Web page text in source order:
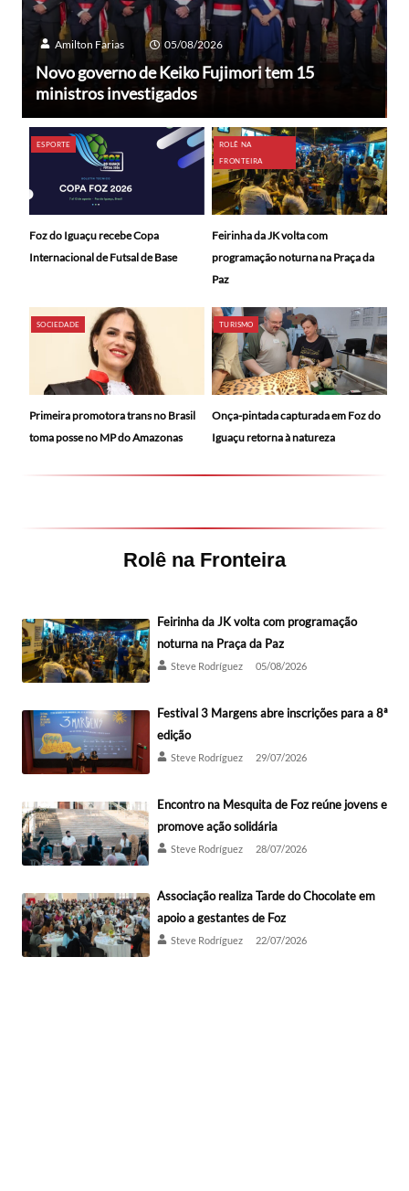
Amilton Farias 05/08/2026
Novo governo de Keiko Fujimori tem 15
ministros investigados
ESPORTE
Foz do Iguaçu recebe Copa
Internacional de Futsal de Base
ROLÊ NA
FRONTEIRA
Feirinha da JK volta com
programação noturna na Praça da
Paz
SOCIEDADE
Primeira promotora trans no Brasil
toma posse no MP do Amazonas
TURISMO
Onça-pintada capturada em Foz do
Iguaçu retorna à natureza
Rolê na Fronteira
Feirinha da JK volta com programação
noturna na Praça da Paz
Steve Rodríguez 05/08/2026
Festival 3 Margens abre inscrições para a 8ª
edição
Steve Rodríguez 29/07/2026
Encontro na Mesquita de Foz reúne jovens e
promove ação solidária
Steve Rodríguez 28/07/2026
Associação realiza Tarde do Chocolate em
apoio a gestantes de Foz
Steve Rodríguez 22/07/2026